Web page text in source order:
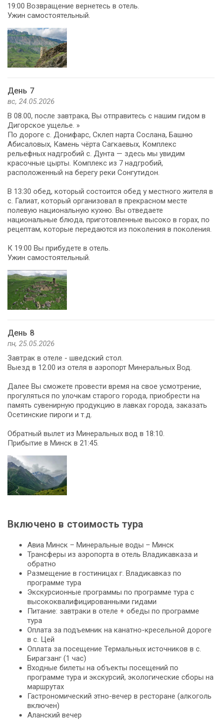
19:00 Возвращение вернетесь в отель.
Ужин самостоятельный.
День 7
вс, 24.05.2026
В 08.00, после завтрака, Вы отправитесь с нашим гидом в
Дигорское ущелье. »
По дороге с. Донифарс, Склеп нарта Сослана, Башню
Абисаловых, Камень чёрта Сагкаевых, Комплекс
рельефных надгробий с. Дунта — здесь мы увидим
красочные цырты. Комплекс из 7 надгробий,
расположенный на берегу реки Сонгутидон.
В 13:30 обед, который состоится обед у местного жителя в
с. Галиат, который организовал в прекрасном месте
полевую национальную кухню. Вы отведаете
национальные блюда, приготовленные высоко в горах, по
рецептам, которые передаются из поколения в поколения.
К 19:00 Вы прибудете в отель.
Ужин самостоятельный.
День 8
пн, 25.05.2026
Завтрак в отеле - шведский стол.
Выезд в 12.00 из отеля в аэропорт Минеральных Вод.
Далее Вы сможете провести время на свое усмотрение,
прогуляться по улочкам старого города, приобрести на
память сувенирную продукцию в лавках города, заказать
Осетинские пироги и т.д.
Обратный вылет из Минеральных вод в 18:10.
Прибытие в Минск в 21:45.
Включено в стоимость тура
Авиа Минск – Минеральные воды – Минск
Трансферы из аэропорта в отель Владикавказа и
обратно
Размещение в гостиницах г. Владикавказ по
программе тура
Экскурсионные программы по программе тура с
высококвалифицированными гидами
Питание: завтраки в отеле + обеды по программе
тура
Оплата за подъемник на канатно-кресельной дороге
в с. Цей
Оплата за посещение Термальных источников в с.
Бирагзанг (1 час)
Входные билеты на объекты посещений по
программе тура и экскурсий, экологические сборы на
маршрутах
Гастрономический этно-вечер в ресторане (алкоголь
включен)
Аланский вечер